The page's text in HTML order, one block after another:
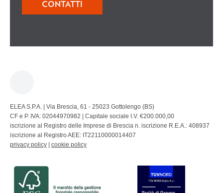
CONTATTI
ELEA S.P.A. | Via Brescia, 61 - 25023 Gottolengo (BS)
CF e P. IVA: 02044970982 | Capitale sociale I.V. €200.000,00
iscrizione al Registro delle Imprese di Brescia n. iscrizione R.E.A.: 408937
iscrizione al Registro AEE: IT22110000014407
privacy policy
cookie policy